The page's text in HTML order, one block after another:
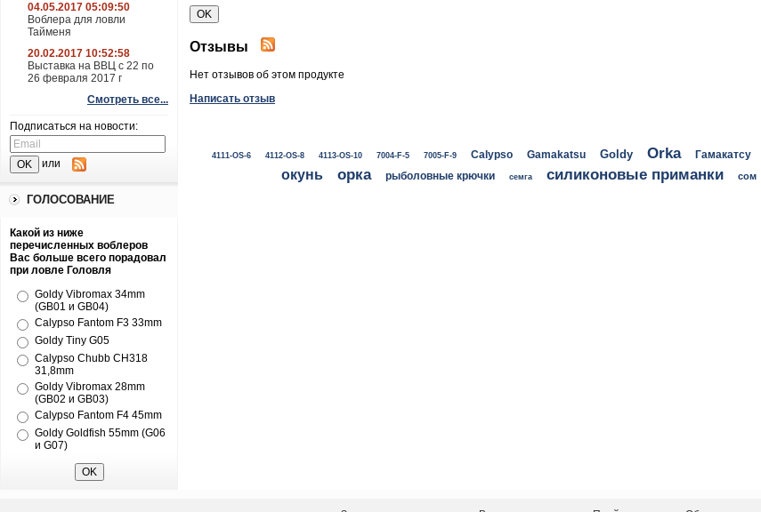
04.05.2017 05:09:50
Воблера для ловли
Тайменя
20.02.2017 10:52:58
Выставка на ВВЦ с 22 по
26 февраля 2017 г
Смотреть все...
Подписаться на новости:
или
ГОЛОСОВАНИЕ
Какой из ниже
перечисленных воблеров
Вас больше всего порадовал
при ловле Головля
Goldy Vibromax 34mm
(GB01 и GB04)
Calypso Fantom F3 33mm
Goldy Tiny G05
Calypso Chubb CH318
31,8mm
Goldy Vibromax 28mm
(GB02 и GB03)
Calypso Fantom F4 45mm
Goldy Goldfish 55mm (G06
и G07)
Отзывы
Нет отзывов об этом продукте
Написать отзыв
4111-OS-6 4112-OS-8 4113-OS-10 7004-F-5 7005-F-9 Calypso Gamakatsu Goldy Orka Гамакатсу
окунь орка рыболовные крючки семга силиконовые приманки сом